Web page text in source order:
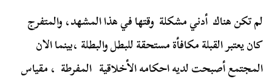
لم تكن هناك أدني مشكلة وقتها في هذا المشهد، والمتفرج
كان يعتبر القبلة مكافأة مستحقة للبطل والبطلة ،بينما الان
المجتمع أصبحت لديه احكامه الأخلاقية المفرطة ، مقياس